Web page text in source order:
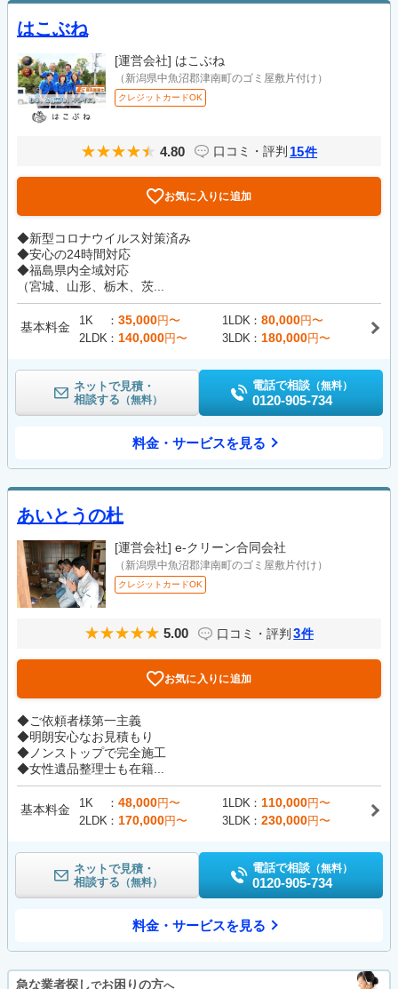
はこぶね
[運営会社] はこぶね
（新潟県中魚沼郡津南町のゴミ屋敷片付け）
クレジットカードOK
4.80 口コミ・評判 15件
お気に入りに追加
◆新型コロナウイルス対策済み
◆安心の24時間対応
◆福島県内全域対応
（宮城、山形、栃木、茨...
基本料金 1K 35,000円〜 1LDK 80,000円〜
2LDK
140,000円〜 3LDK 180,000円〜
ネットで見積・
相談する （無料）
電話で相談 （無料）
0120-905-734
料金・サービスを見る
あいとうの杜
[運営会社] e-クリーン合同会社
（新潟県中魚沼郡津南町のゴミ屋敷片付け）
クレジットカードOK
5.00 口コミ・評判3件
お気に入りに追加
◆ご依頼者様第一主義
◆明朗安心なお見積もり
◆ノンストップで完全施工
◆女性遺品整理士も在籍...
基本料金 1K 48,000円〜 1LDK 110,000円〜
2LDK
170,000円〜 3LDK 230,000円〜
ネットで見積・
相談する （無料）
電話で相談 （無料）
0120-905-734
料金・サービスを見る
急な業者探しでお困りの方へ